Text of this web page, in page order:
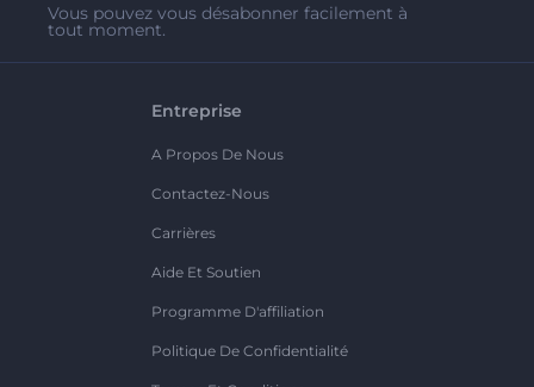
Vous pouvez vous désabonner facilement à
tout moment.
Entreprise
A Propos De Nous
Contactez-Nous
Carrières
Aide Et Soutien
Programme D'affiliation
Politique De Confidentialité